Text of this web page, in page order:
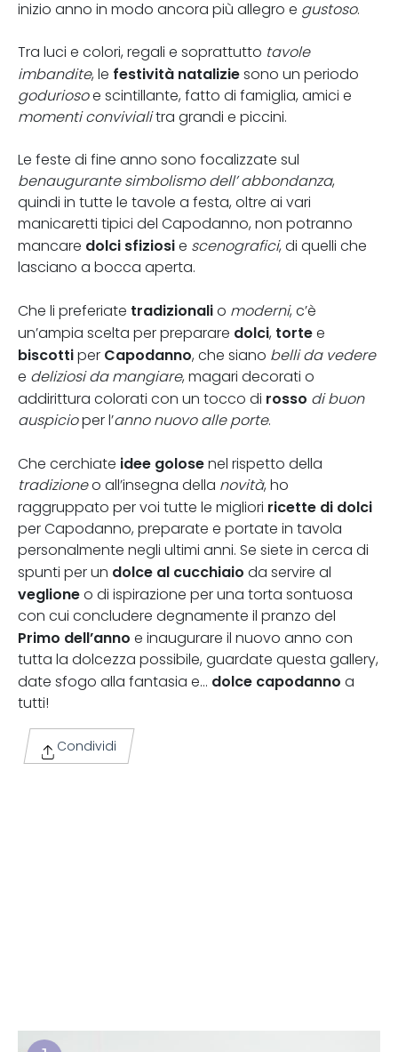
inizio anno in modo ancora più allegro e gustoso.
Tra luci e colori, regali e soprattutto tavole
imbandite, le festività natalizie sono un periodo
goduriosoe scintillante, fatto di famiglia, amici e
momenti convivialitra grandi e piccini.
Le feste di fine anno sono focalizzate sul
benaugurante simbolismo dell’ abbondanza,
quindi in tutte le tavole a festa, oltre ai vari
manicaretti tipici del Capodanno, non potranno
mancare dolci sfiziosi e scenografici, di quelli che
lasciano a bocca aperta.
Che li preferiate tradizionali o moderni, c’è
un’ampia scelta per preparare dolci, torte e
biscotti per Capodanno, che siano belli da vedere
e deliziosi da mangiare, magari decorati o
addirittura colorati con un tocco di rosso di buon
auspicioper l’anno nuovo alle porte.
Che cerchiate idee golose nel rispetto della
tradizioneo all’insegna della novità, ho
raggruppato per voi tutte le migliori ricette di dolci
per Capodanno, preparate e portate in tavola
personalmente negli ultimi anni. Se siete in cerca di
spunti per un dolce al cucchiaio da servire al
veglione o di ispirazione per una torta sontuosa
con cui concludere degnamente il pranzo del
Primo dell’anno e inaugurare il nuovo anno con
tutta la dolcezza possibile, guardate questa gallery,
date sfogo alla fantasia e… dolce capodanno a
tutti!
Condividi